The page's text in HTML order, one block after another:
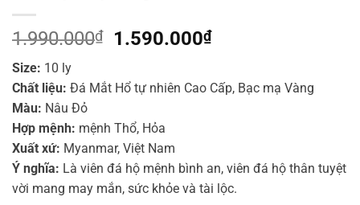
1.990.000₫
Giá
là:
1.990.000₫.
1.590.000₫Giá
tại
là:
Size: 10 ly
Chất liệu: Đá Mắt Hổ tự nhiên Cao Cấp, Bạc mạ Vàng
Màu: Nâu Đỏ
Hợp mệnh: mệnh Thổ, Hỏa
Xuất xứ: Myanmar, Việt Nam
Ý nghĩa: Là viên đá hộ mệnh bình an, viên đá hộ thân tuyệt
vời mang may mắn, sức khỏe và tài lộc.